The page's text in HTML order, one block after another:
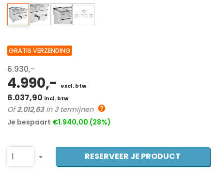
GRATIS VERZENDING
6.930,-
4.990,- excl. btw
6.037,90 incl. btw
Of2.012,63in 3 termijnen
Je bespaart €1.940,00 (28%)
1 RESERVEER JE PRODUCT